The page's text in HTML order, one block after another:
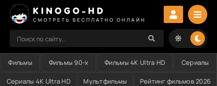
KINOGO-HD
СМОТРЕТЬ БЕСПЛАТНО ОНЛАЙН
Фильмы Фильмы 90-х Фильмы 4K Ultra HD Сериалы
Сериалы 4K Ultra HD Мультфильмы Рейтинг фильмов 2026